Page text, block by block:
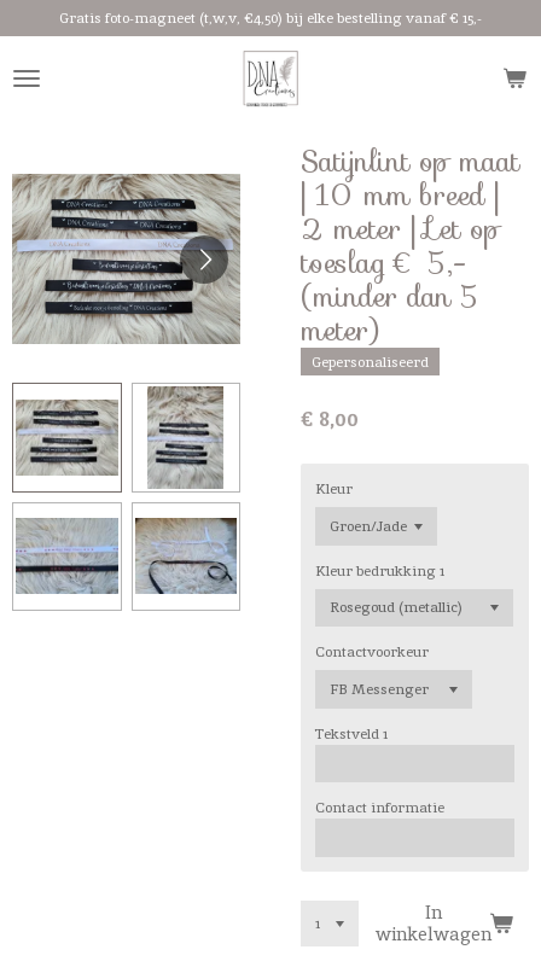
de
Gratis foto-magneet (t,w,v, €4,50) bij elke bestelling vanaf € 15,-
Satijnlint op maat
| 10 mm breed |
2 meter | Let op
toeslag € 5,-
(minder dan 5
meter)
Gepersonaliseerd
€ 8,00
Kleur
Kleur bedrukking 1
Contactvoorkeur
Tekstveld 1
Contact informatie
In
winkelwagen